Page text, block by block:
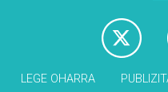
LEGE OHARRA